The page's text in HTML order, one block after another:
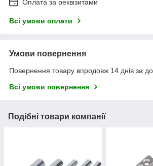
Оплата за реквізитами
Всі умови оплати
Умови повернення
Повернення товару впродовж 14 днів за
Всі умови повернення
Подібні товари компанії